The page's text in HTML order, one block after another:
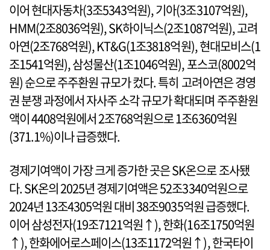
이어 현대자동차(3조5343억원), 기아(3조3107억원),
HMM(2조8036억원), SK하이닉스(2조1087억원), 고려
아연(2조768억원), KT&G(1조3818억원), 현대모비스(1
조1541억원), 삼성물산(1조1046억원), 포스코(8002억
원) 순으로 주주환원 규모가 컸다. 특히 고려아연은 경영
권 분쟁 과정에서 자사주 소각 규모가 확대되며 주주환원
액이 4408억원에서 2조768억원으로 1조6360억원
(371.1%)이나 급증했다.
경제기여액이 가장 크게 증가한 곳은 SK온으로 조사됐
다. SK온의 2025년 경제기여액은 52조3340억원으로
2024년 13조4305억원 대비 38조9035억원 급증했다.
이어 삼성전자(19조7121억원↑), 한화(16조1750억원
↑), 한화에어로스페이스(13조1172억원↑), 한국타이